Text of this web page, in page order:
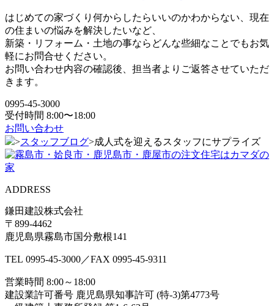
はじめての家づくり何からしたらいいのかわからない、現在
の住まいの悩みを解決したいなど、
新築・リフォーム・土地の事ならどんな些細なことでもお気
軽にお問合せください。
お問い合わせ内容の確認後、担当者よりご返答させていただ
きます。
0995-45-3000
受付時間 8:00〜18:00
お問い合わせ
>スタッフブログ>成人式を迎えるスタッフにサプライズ
ADDRESS
鎌田建設株式会社
〒899-4462
鹿児島県霧島市国分敷根141
TEL 0995-45-3000／FAX 0995-45-9311
営業時間 8:00～18:00
建設業許可番号 鹿児島県知事許可 (特-3)第4773号